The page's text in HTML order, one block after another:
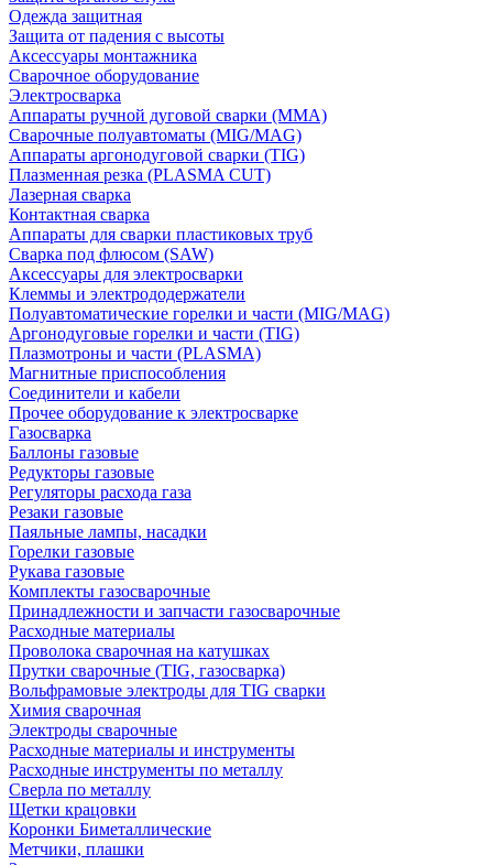
Одежда защитная
Защита от падения с высоты
Аксессуары монтажника
Сварочное оборудование
Электросварка
Аппараты ручной дуговой сварки (MMA)
Сварочные полуавтоматы (MIG/MAG)
Аппараты аргонодуговой сварки (TIG)
Плазменная резка (PLASMA CUT)
Лазерная сварка
Контактная сварка
Аппараты для сварки пластиковых труб
Сварка под флюсом (SAW)
Аксессуары для электросварки
Клеммы и электрододержатели
Полуавтоматические горелки и части (MIG/MAG)
Аргонодуговые горелки и части (TIG)
Плазмотроны и части (PLASMA)
Магнитные приспособления
Соединители и кабели
Прочее оборудование к электросварке
Газосварка
Баллоны газовые
Редукторы газовые
Регуляторы расхода газа
Резаки газовые
Паяльные лампы, насадки
Горелки газовые
Рукава газовые
Комплекты газосварочные
Принадлежности и запчасти газосварочные
Расходные материалы
Проволока сварочная на катушках
Прутки сварочные (TIG, газосварка)
Вольфрамовые электроды для TIG сварки
Химия сварочная
Электроды сварочные
Расходные материалы и инструменты
Расходные инструменты по металлу
Сверла по металлу
Щетки крацовки
Коронки Биметаллические
Метчики, плашки